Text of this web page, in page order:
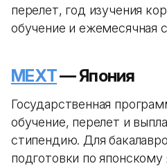
перелет, год изучения
обучение и ежемесячная
MEXT— Япония
Государственная
обучение, перелет и
стипендию. Для
подготовки по японскому